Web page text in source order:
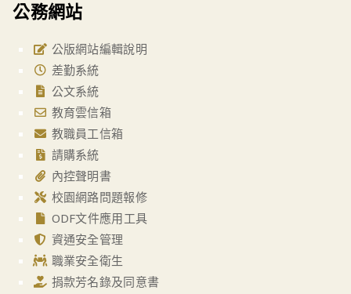
公務網站
公版網站編輯說明
差勤系統
公文系統
教育雲信箱
教職員工信箱
請購系統
內控聲明書
校園網路問題報修
ODF文件應用工具
資通安全管理
職業安全衛生
捐款芳名錄及同意書